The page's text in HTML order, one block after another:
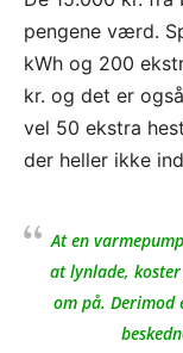
pengene værd.
kWh og 200
kr. og det er
vel 50 ekstra
der heller ikke
At en
at lynlade,
om på. Derimod